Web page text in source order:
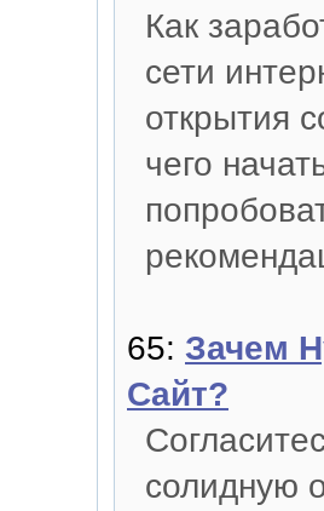
Как
сети
открытия
чего
65: Зачем
Сайт?
солидную